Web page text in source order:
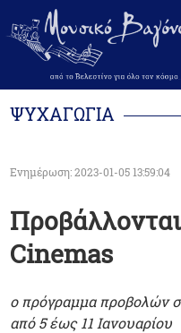
ΨΥΧΑΓΩΓΙΑ
Ενημέρωση: 2023-01-05 13:59:04
Cinemas
o πρόγραμμα προβολών
από 5 έως 11 Ιανουαρίου